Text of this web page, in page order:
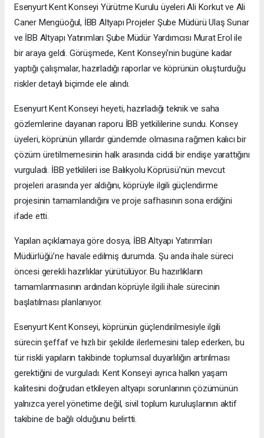
Esenyurt Kent Konseyi Yürütme Kurulu üyeleri Ali Korkut ve Ali
Caner Mengüoğul, İBB Altyapı Projeler Şube Müdürü Ulaş Sunar
ve İBB Altyapı Yatırımları Şube Müdür Yardımcısı Murat Erol ile
bir araya geldi. Görüşmede, Kent Konseyi'nin bugüne kadar
yaptığı çalışmalar, hazırladığı raporlar ve köprünün oluşturduğu
riskler detaylı biçimde ele alındı.
Esenyurt Kent Konseyi heyeti, hazırladığı teknik ve saha
gözlemlerine dayanan raporu İBB yetkililerine sundu. Konsey
üyeleri, köprünün yıllardır gündemde olmasına rağmen kalıcı bir
çözüm üretilmemesinin halk arasında ciddi bir endişe yarattığını
vurguladı. İBB yetkilileri ise Balıkyolu Köprüsü’nün mevcut
projeleri arasında yer aldığını, köprüyle ilgili güçlendirme
projesinin tamamlandığını ve proje safhasının sona erdiğini
ifade etti.
Yapılan açıklamaya göre dosya, İBB Altyapı Yatırımları
Müdürlüğü’ne havale edilmiş durumda. Şu anda ihale süreci
öncesi gerekli hazırlıklar yürütülüyor. Bu hazırlıkların
tamamlanmasının ardından köprüyle ilgili ihale sürecinin
başlatılması planlanıyor.
Esenyurt Kent Konseyi, köprünün güçlendirilmesiyle ilgili
sürecin şeffaf ve hızlı bir şekilde ilerlemesini talep ederken, bu
tür riskli yapıların takibinde toplumsal duyarlılığın artırılması
gerektiğini de vurguladı. Kent Konseyi ayrıca halkın yaşam
kalitesini doğrudan etkileyen altyapı sorunlarının çözümünün
yalnızca yerel yönetime değil, sivil toplum kuruluşlarının aktif
takibine de bağlı olduğunu belirtti.